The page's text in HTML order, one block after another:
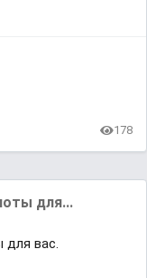
178
для...
вас.